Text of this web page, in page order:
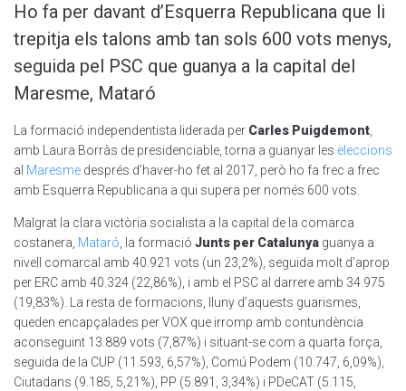
Ho fa per davant d’Esquerra Republicana que li
trepitja els talons amb tan sols 600 vots menys,
seguida pel PSC que guanya a la capital del
Maresme, Mataró
La formació independentista liderada per Carles Puigdemont
amb Laura Borràs de presidenciable, torna a guanyar les eleccions
al Maresme després d’haver-ho fet al 2017, però ho fa frec a frec
amb Esquerra Republicana a qui supera per només 600 vots.
Malgrat la clara victòria socialista a la capital de la comarca
costanera, Mataró , la formació Junts per Catalunya guanya a
nivell comarcal amb 40.921 vots (un 23,2%), seguida molt d’aprop
per ERC amb 40.324 (22,86%), i amb el PSC al darrere amb 34.975
(19,83%). La resta de formacions, lluny d’aquests guarismes,
queden encapçalades per VOX que irromp amb contundència
aconseguint 13.889 vots (7,87%) i situant-se com a quarta força,
seguida de la CUP (11.593, 6,57%), Comú Podem (10.747, 6,09%),
Ciutadans (9.185, 5,21%), PP (5.891, 3,34%) i PDeCAT (5.115,